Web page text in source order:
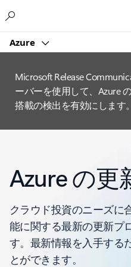
Azure
Microsoft Release
ーバーを使用して、Azure
搭載の検出を有効にします。
Azure の更
クラウド投資のニーズに
能に関する最新の更新プ
す。最新情報を入手する
とができます。